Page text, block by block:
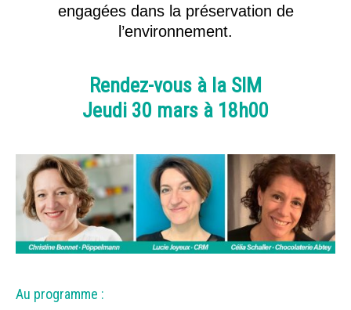
engagées dans la préservation de
l’environnement.
Rendez-vous à la SIM
Jeudi 30 mars à 18h00
Au programme :